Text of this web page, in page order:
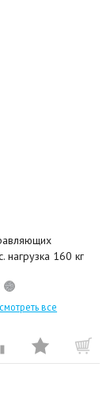
нагрузка 160 кг
все